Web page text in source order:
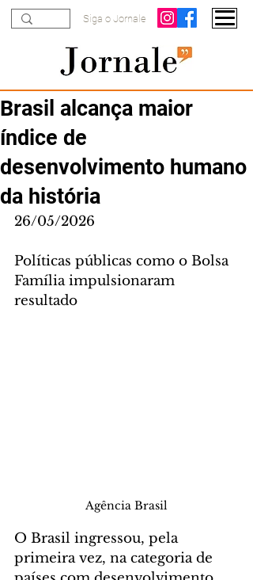
Siga o Jornale
Brasil alcança maior
índice de
desenvolvimento humano
da história
26/05/2026
Políticas públicas como o Bolsa
Família impulsionaram
resultado
Agência Brasil
O Brasil ingressou, pela
primeira vez, na categoria de